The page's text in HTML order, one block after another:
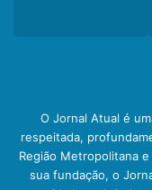
O Jornal Atual é
respeitada,
Região Metropolitana
sua fundação, o